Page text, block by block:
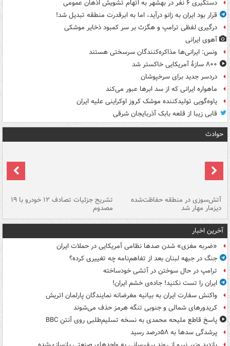
دستگیری ۶ نفر در بهشهر به اتهام تشویش اذهان عمومی
قرار بود ایران به زانو درآید، اما به ابرقدرت منطقه تبدیل شد!
درگیری لفظی ترامپ و هگزث بر سر کمبود ذخایر موشکی
آهوی ایرانی
ونس: ایرانی‌ها مذاکره‌کنندگان سرسختی هستند
۸۰۰ سازۀ آمریکایی خاکستر شد
دردسر جدید برای سرخپوشان
ماهواره ایرانی که از سد ابرها عبور می‌کند
یاوه‌گویی تولیدکننده موشک کروز اوکراینی علیه ایران
قابی زیبا از قلعه بابک آذربایجان شرقی
حوادث
آتش‌سوزی در منطقه حفاظت‌شده
دیزمار مهار شد
تشریح جزئیات تصادف ۱۲ خودرو با ۱۹
مصدوم
آخرین اخبار
«ضربه مغزی» شدن صدها نظامی آمریکایی در حملات ایران
جنگ در جبهه لبنان بعد از تفاهم‌نامه چه تغییری کرده؟
ترامپ در حال سوختن در آتشی خودساخته
ایران را تست نکنید! جاده‌ی خشم ایران!
واکنش سفارت ایران به بیانیه مغرضانه نمایندگان پارلمان اتریش
کریدورهای شمالی و جنوبی تنگه هرمز حذف می‌شوند
پاسخ قاطع ملیحه محمدی به نسخه تسلیم‌طلبی روی آنتن BBC
پرشدگی سدها به ۵۸درصد رسید